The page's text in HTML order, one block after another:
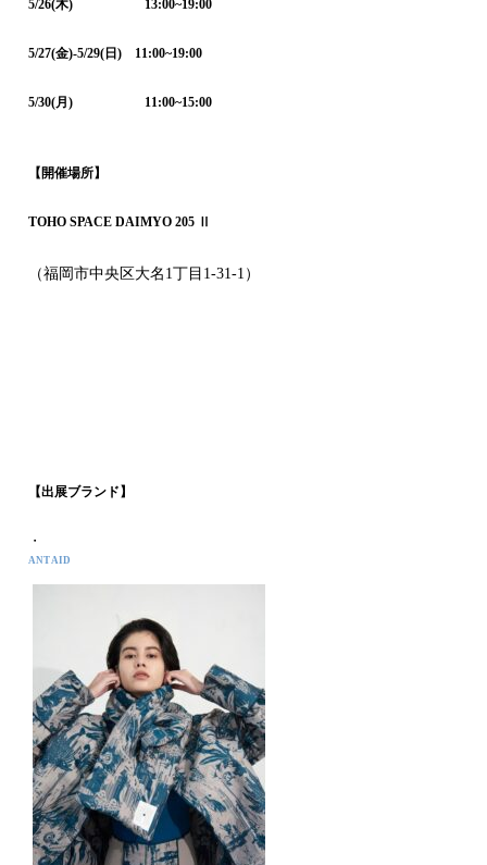
5/26(木) 13:00~19:00
5/27(金)-5/29(日) 11:00~19:00
5/30(月) 11:00~15:00
【開催場所】
TOHO SPACE DAIMYO 205 Ⅱ
（福岡市中央区大名1丁目1-31-1）
【出展ブランド】
・
ANT AID